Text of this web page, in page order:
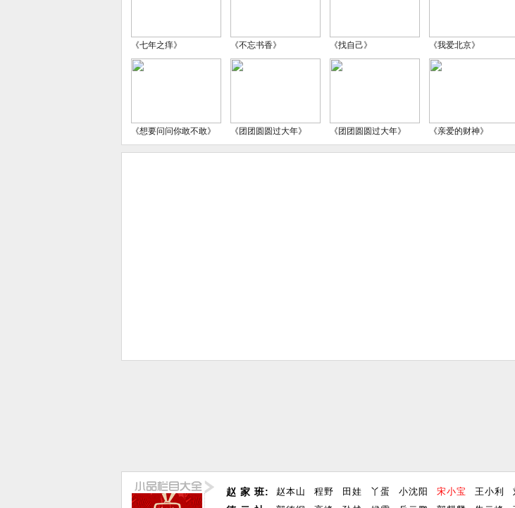
《七年之痒》 《不忘书香》 《找自己》 《我爱北京》
《想要问问你敢不敢》 《团团圆圆过大年》 《团团圆圆过大年》 《亲爱的财神》
赵 家 班:
赵本山 程野 田娃 丫蛋 小沈阳 宋小宝 王小利